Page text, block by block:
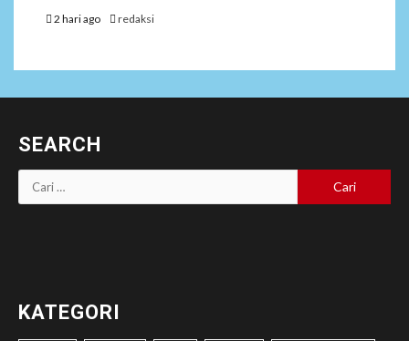
2 hari ago redaksi
SEARCH
Cari
untuk:
KATEGORI